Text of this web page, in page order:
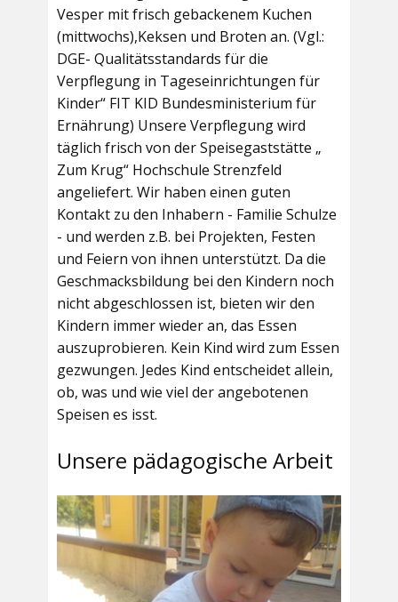
Vesper mit frisch gebackenem Kuchen
(mittwochs),Keksen und Broten an. (Vgl.:
DGE- Qualitätsstandards für die
Verpflegung in Tageseinrichtungen für
Kinder“ FIT KID Bundesministerium für
Ernährung) Unsere Verpflegung wird
täglich frisch von der Speisegaststätte „
Zum Krug“ Hochschule Strenzfeld
angeliefert. Wir haben einen guten
Kontakt zu den Inhabern - Familie Schulze
- und werden z.B. bei Projekten, Festen
und Feiern von ihnen unterstützt. Da die
Geschmacksbildung bei den Kindern noch
nicht abgeschlossen ist, bieten wir den
Kindern immer wieder an, das Essen
auszuprobieren. Kein Kind wird zum Essen
gezwungen. Jedes Kind entscheidet allein,
ob, was und wie viel der angebotenen
Speisen es isst.
Unsere pädagogische Arbeit